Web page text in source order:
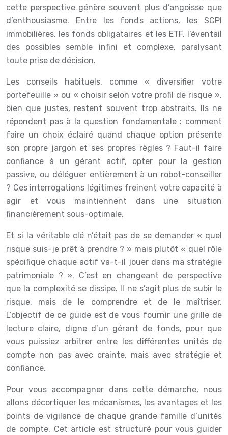
cette perspective génère souvent plus d’angoisse que
d’enthousiasme. Entre les fonds actions, les SCPI
immobilières, les fonds obligataires et les ETF, l’éventail
des possibles semble infini et complexe, paralysant
toute prise de décision.
Les conseils habituels, comme « diversifier votre
portefeuille » ou « choisir selon votre profil de risque »,
bien que justes, restent souvent trop abstraits. Ils ne
répondent pas à la question fondamentale : comment
faire un choix éclairé quand chaque option présente
son propre jargon et ses propres règles ? Faut-il faire
confiance à un gérant actif, opter pour la gestion
passive, ou déléguer entièrement à un robot-conseiller
? Ces interrogations légitimes freinent votre capacité à
agir et vous maintiennent dans une situation
financièrement sous-optimale.
Et si la véritable clé n’était pas de se demander « quel
risque suis-je prêt à prendre ? » mais plutôt « quel rôle
spécifique chaque actif va-t-il jouer dans ma stratégie
patrimoniale ? ». C’est en changeant de perspective
que la complexité se dissipe. Il ne s’agit plus de subir le
risque, mais de le comprendre et de le maîtriser.
L’objectif de ce guide est de vous fournir une grille de
lecture claire, digne d’un gérant de fonds, pour que
vous puissiez arbitrer entre les différentes unités de
compte non pas avec crainte, mais avec stratégie et
confiance.
Pour vous accompagner dans cette démarche, nous
allons décortiquer les mécanismes, les avantages et les
points de vigilance de chaque grande famille d’unités
de compte. Cet article est structuré pour vous guider